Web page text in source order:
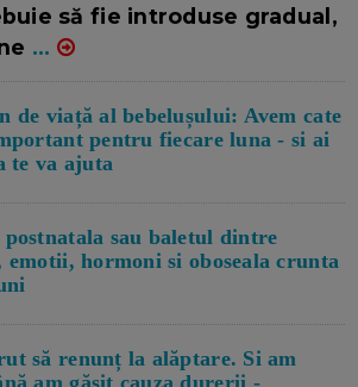
să fie introduse gradual,
...
de viață al bebelușului: Avem cate
pentru fiecare luna - si ai
te va ajuta
postnatala sau baletul dintre
emotii, hormoni si oboseala crunta
să renunț la alăptare. Si am